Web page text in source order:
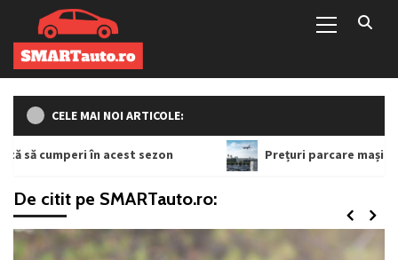
conținut
Menu
CELE MAI NOI ARTICOLE:
sezon Prețuri parcare mașină în Otopeni: ce
De citit pe SMARTauto.ro: